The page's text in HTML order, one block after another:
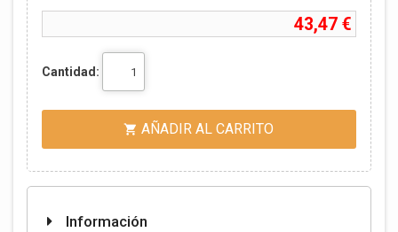
43,47 €
Cantidad:
 AÑADIR AL CARRITO
Información